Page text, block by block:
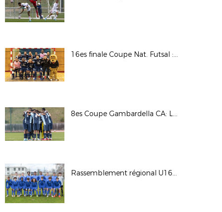
16es finale Coupe Nat. Futsal : AS Martel Caluire / Toulon Elite Futsal © Photos LAuRAFoot- Alain Chenevière
8es Coupe Gambardella CA: Lyon - La Duchère / Le HAC © Photos LAuRAFoot- Alain Chenevière
Rassemblement régional U16G - Phase finale 2022